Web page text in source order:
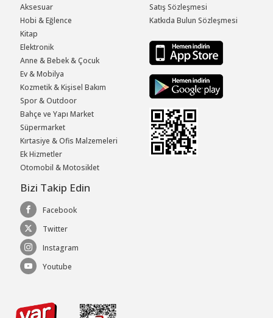
Aksesuar
Hobi & Eğlence
Kitap
Elektronik
Anne & Bebek & Çocuk
Ev & Mobilya
Kozmetik & Kişisel Bakım
Spor & Outdoor
Bahçe ve Yapı Market
Süpermarket
Kırtasiye & Ofis Malzemeleri
Ek Hizmetler
Otomobil & Motosiklet
Satış Sözleşmesi
Katkıda Bulun Sözleşmesi
Bizi Takip Edin
Facebook
Twitter
Instagram
Youtube